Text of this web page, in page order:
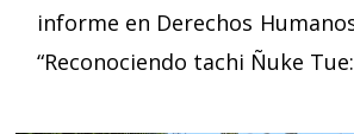
informe en Derechos
“Reconociendo tachi Ñuke